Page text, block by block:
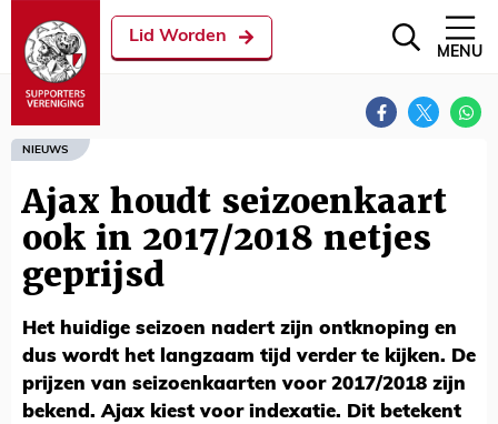
Lid Worden
MENU
NIEUWS
Ajax houdt seizoenkaart
ook in 2017/2018 netjes
geprijsd
Het huidige seizoen nadert zijn ontknoping en
dus wordt het langzaam tijd verder te kijken. De
prijzen van seizoenkaarten voor 2017/2018 zijn
bekend. Ajax kiest voor indexatie. Dit betekent